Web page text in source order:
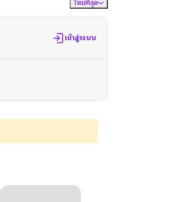
ใหม่ที่สุด
เข้าสู่ระบบ